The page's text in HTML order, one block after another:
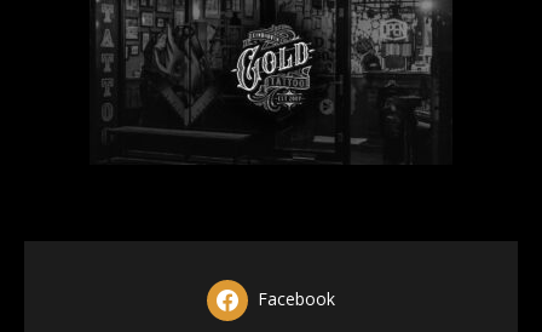
Facebook